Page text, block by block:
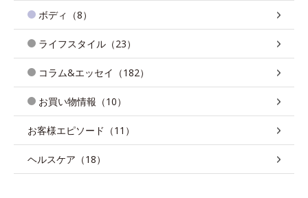
ボディ（8）
ライフスタイル（23）
コラム&エッセイ（182）
お買い物情報（10）
お客様エピソード（11）
ヘルスケア（18）